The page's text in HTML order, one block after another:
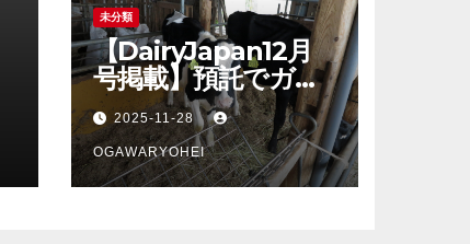
未分類
【DairyJapan12月
号掲載】預託でガッ
カリしないシリー
ズ、最終回！
2025-11-28
OGAWARYOHEI